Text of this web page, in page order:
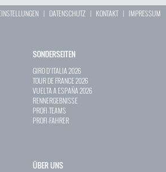
| DATENSCHUTZ | KONTAKT| IMPRESSUM
SONDERSEITEN
GIRO D`ITALIA 2026
TOUR DE FRANCE 2026
VUELTA A ESPAÑA 2026
RENNERGEBNISSE
PROFI-TEAMS
PROFI-FAHRER
ÜBER UNS